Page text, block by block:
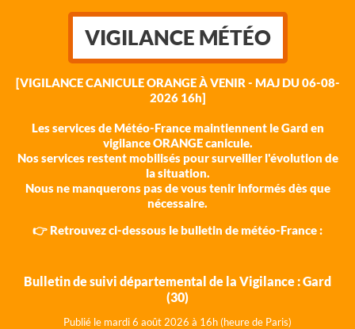
VIGILANCE MÉTÉO
[VIGILANCE CANICULE ORANGE À VENIR - MAJ DU 06-08-
2026 16h]
Les services de Météo-France maintiennent le Gard en
vigilance ORANGE canicule.
Nos services restent mobilisés pour surveiller l'évolution de
la situation.
Nous ne manquerons pas de vous tenir informés dès que
nécessaire.
👉 Retrouvez ci-dessous le bulletin de météo-France :
Bulletin de suivi départemental de la Vigilance : Gard
(30)
Publié le mardi 6 août 2026 à 16h (heure de Paris)